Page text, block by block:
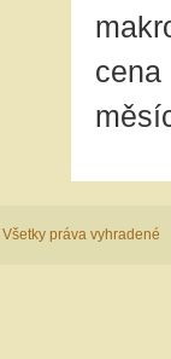
cena
Všetky práva vyhradené